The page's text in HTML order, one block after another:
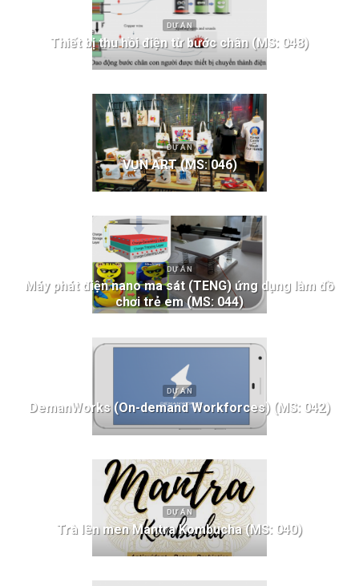
DỰ ÁN
Thiết bị thu hồi điện từ bước chân (MS: 048)
DỰ ÁN
VỤN ART (MS: 046)
DỰ ÁN
Máy phát điện nano ma sát (TENG) ứng dụng làm đồ
chơi trẻ em (MS: 044)
DỰ ÁN
DemanWorks (On-demand Workforces) (MS: 042)
DỰ ÁN
Trà lên men Mantra Kombucha (MS: 040)